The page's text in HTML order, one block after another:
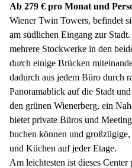
Ab 279 € pro Monat und
Wiener Twin Towers, befindet
am südlichen Eingang zur
mehrere Stockwerke in den
durch einige Brücken
dadurch aus jedem Büro durch
Panoramablick auf die Stadt
den grünen Wienerberg, ein
bietet private Büros und
buchen können und
und Küchen auf jeder Etage.
Am leichtesten ist dieses